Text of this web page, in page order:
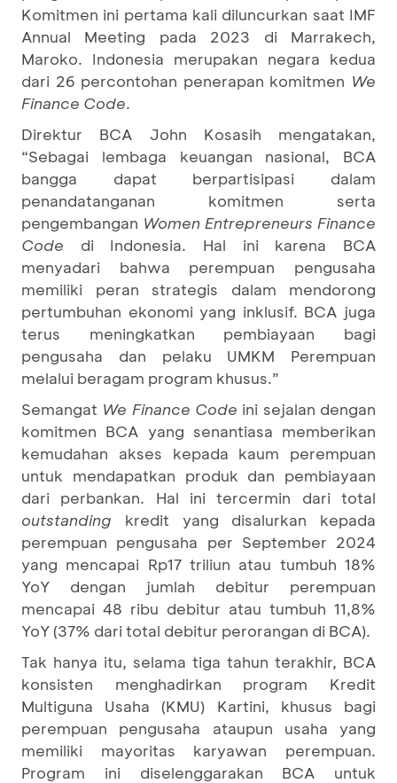
Komitmen ini pertama kali diluncurkan saat IMF
Annual Meeting pada 2023 di Marrakech,
Maroko. Indonesia merupakan negara kedua
dari 26 percontohan penerapan komitmen We
Finance Code.
Direktur BCA John Kosasih mengatakan,
“Sebagai lembaga keuangan nasional, BCA
bangga dapat berpartisipasi dalam
penandatanganan komitmen serta
pengembangan Women Entrepreneurs Finance
Code di Indonesia. Hal ini karena BCA
menyadari bahwa perempuan pengusaha
memiliki peran strategis dalam mendorong
pertumbuhan ekonomi yang inklusif. BCA juga
terus meningkatkan pembiayaan bagi
pengusaha dan pelaku UMKM Perempuan
melalui beragam program khusus.”
Semangat We Finance Code ini sejalan dengan
komitmen BCA yang senantiasa memberikan
kemudahan akses kepada kaum perempuan
untuk mendapatkan produk dan pembiayaan
dari perbankan. Hal ini tercermin dari total
outstanding kredit yang disalurkan kepada
perempuan pengusaha per September 2024
yang mencapai Rp17 triliun atau tumbuh 18%
YoY dengan jumlah debitur perempuan
mencapai 48 ribu debitur atau tumbuh 11,8%
YoY (37% dari total debitur perorangan di BCA).
Tak hanya itu, selama tiga tahun terakhir, BCA
konsisten menghadirkan program Kredit
Multiguna Usaha (KMU) Kartini, khusus bagi
perempuan pengusaha ataupun usaha yang
memiliki mayoritas karyawan perempuan.
Program ini diselenggarakan BCA untuk